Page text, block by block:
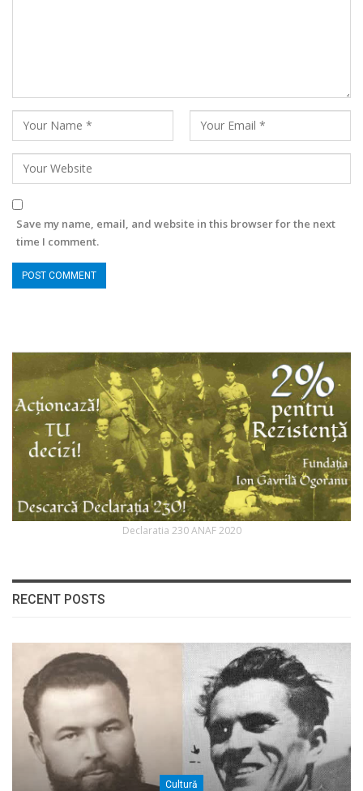
Save my name, email, and website in this browser for the next
time I comment.
Declaratia 230 ANAF 2020
RECENT POSTS
Cultură